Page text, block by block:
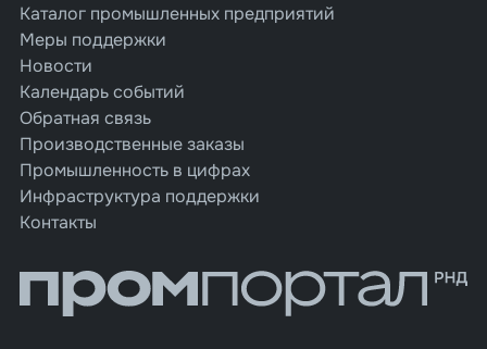
Каталог промышленных предприятий
Меры поддержки
Новости
Календарь событий
Обратная связь
Производственные заказы
Промышленность в цифрах
Инфраструктура поддержки
Контакты